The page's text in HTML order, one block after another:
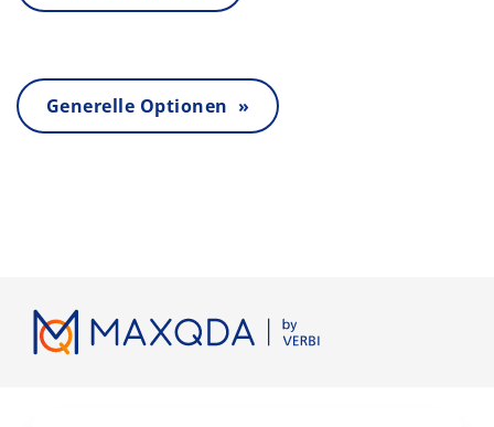
Generelle Optionen »